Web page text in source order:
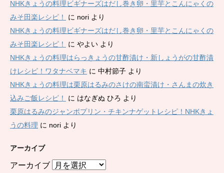
NHKきょうの料理ビギナーズはだし巻き卵・里芋とこんにゃくの
みそ田楽レシピ！
に nori より
NHKきょうの料理ビギナーズはだし巻き卵・里芋とこんにゃくの
みそ田楽レシピ！
に やよい より
NHKきょうの料理はらっきょうの甘酢漬け・新しょうがの甘酢漬
けレシピ！ワタナベマキ に 中村節子 より
NHKきょうの料理は栗原はるみのさけの南蛮漬け・さんまの炊き
込みご飯レシピ！
に はなぎぬ ひろ より
栗原はるみのジャンボプリン・チキンナゲットレシピ！NHKきょ
うの料理 に nori より
アーカイブ
アーカイブ